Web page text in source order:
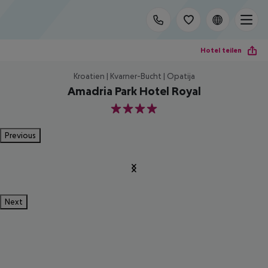
Hotel teilen
Kroatien | Kvarner-Bucht | Opatija
Amadria Park Hotel Royal
4
Previous
Next